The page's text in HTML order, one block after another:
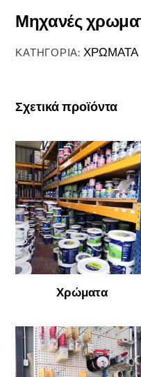
Μηχανές
ΚΑΤΗΓΟΡΊΑ: ΧΡΩΜΑΤΑ
Σχετικά προϊόντα
Χρώματα